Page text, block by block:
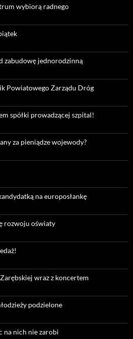
wybiorą radnego
zabudowę jednorodzinną
Powiatowego Zarządu Dróg
spółki prowadzącej szpital!
za pieniądze wojewody?
na europosłankę
rozwoju oświaty
wraz z koncertem
podzielone
na nich nie zarobi